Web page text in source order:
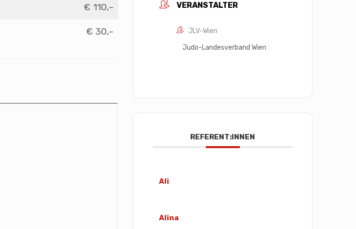
€ 110,–
€ 30,–
VERANSTALTER
JLV-Wien
Judo-Landesverband Wien
REFERENT:INNEN
Ali
Alina